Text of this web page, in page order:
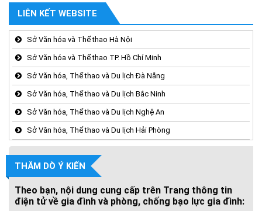
LIÊN KẾT WEBSITE
Sở Văn hóa và Thể thao Hà Nội
Sở Văn hóa và Thể thao TP. Hồ Chí Minh
Sở Văn hóa, Thể thao và Du lịch Đà Nẵng
Sở Văn hóa, Thể thao và Du lịch Bắc Ninh
Sở Văn hóa, Thể thao và Du lịch Nghệ An
Sở Văn hóa, Thể thao và Du lịch Hải Phòng
THĂM DÒ Ý KIẾN
Theo bạn, nội dung cung cấp trên Trang thông tin
điện tử về gia đình và phòng, chống bạo lực gia đình: